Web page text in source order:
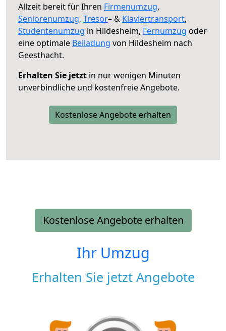
Allzeit bereit für Ihren Firmenumzug,
Seniorenumzug, Tresor– & Klaviertransport,
Studentenumzug in Hildesheim, Fernumzug oder
eine optimale Beiladung von Hildesheim nach
Geesthacht.
Erhalten Sie jetzt in nur wenigen Minuten
unverbindliche und kostenfreie Angebote.
Kostenlose Angebote erhalten
Kostenlose Angebote erhalten
Ihr Umzug
Erhalten Sie jetzt Angebote